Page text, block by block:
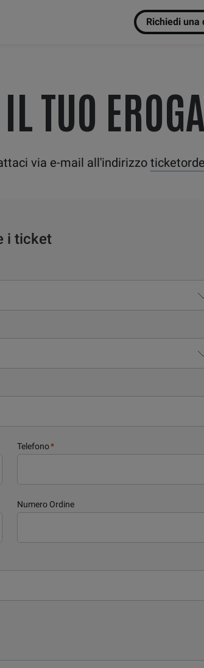
Richiedi una
TUO
via e-mail all'indirizzo
i ticket
Telefono*
Numero Ordine